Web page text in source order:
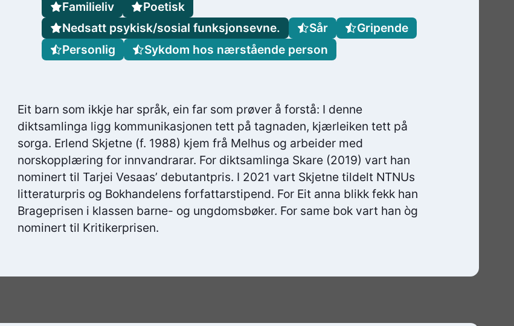
Eit barn som ikkje har språk, ein far som prøver å forstå: I denne
diktsamlinga ligg kommunikasjonen tett på tagnaden, kjærleiken tett på
sorga. Erlend Skjetne (f. 1988) kjem frå Melhus og arbeider med
norskopplæring for innvandrarar. For diktsamlinga Skare (2019) vart han
nominert til Tarjei Vesaas’ debutantpris. I 2021 vart Skjetne tildelt NTNUs
litteraturpris og Bokhandelens forfattarstipend. For Eit anna blikk fekk han
Brageprisen i klassen barne- og ungdomsbøker. For same bok vart han òg
nominert til Kritikerprisen.
Familieliv
Poetisk
Nedsatt psykisk/sosial funksjonsevne.
Sår
Gripende
Personlig
Sykdom hos nærstående person